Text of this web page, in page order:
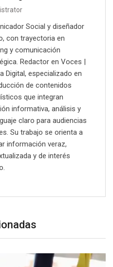
Social y diseñador
con trayectoria en
y comunicación
Redactor en Voces |
Digital, especializado en
de contenidos
que integran
informativa, análisis y
claro para audiencias
Su trabajo se orienta a
información veraz,
y de interés